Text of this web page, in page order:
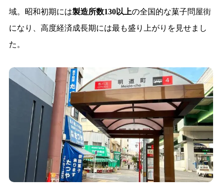
域。昭和初期には製造所数130以上の全国的な菓子問屋街
になり、高度経済成長期には最も盛り上がりを見せまし
た。